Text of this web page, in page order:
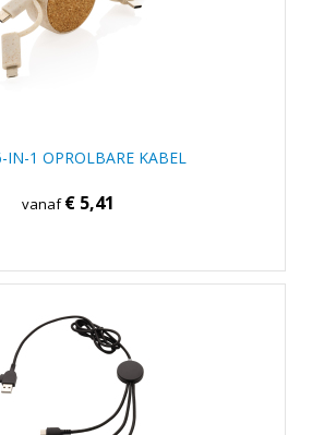
IN-1 OPROLBARE KABEL
vanaf€ 5,41